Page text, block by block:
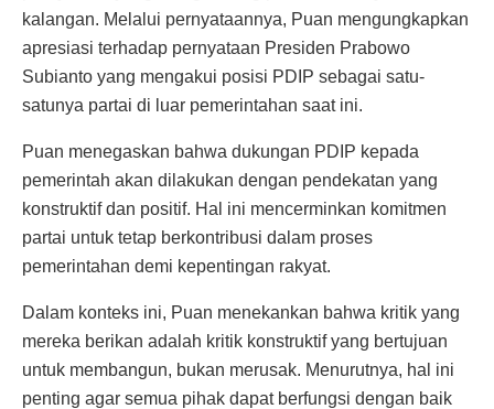
kalangan. Melalui pernyataannya, Puan mengungkapkan
apresiasi terhadap pernyataan Presiden Prabowo
Subianto yang mengakui posisi PDIP sebagai satu-
satunya partai di luar pemerintahan saat ini.
Puan menegaskan bahwa dukungan PDIP kepada
pemerintah akan dilakukan dengan pendekatan yang
konstruktif dan positif. Hal ini mencerminkan komitmen
partai untuk tetap berkontribusi dalam proses
pemerintahan demi kepentingan rakyat.
Dalam konteks ini, Puan menekankan bahwa kritik yang
mereka berikan adalah kritik konstruktif yang bertujuan
untuk membangun, bukan merusak. Menurutnya, hal ini
penting agar semua pihak dapat berfungsi dengan baik